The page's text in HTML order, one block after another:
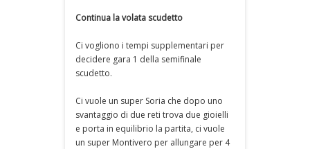
Continua la volata scudetto
Ci vogliono i tempi supplementari per
decidere gara 1 della semifinale
scudetto.
Ci vuole un super Soria che dopo uno
svantaggio di due reti trova due gioielli
e porta in equilibrio la partita, ci vuole
un super Montivero per allungare per 4